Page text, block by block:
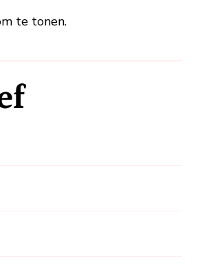
te tonen.